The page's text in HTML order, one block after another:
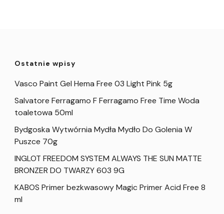
Ostatnie wpisy
Vasco Paint Gel Hema Free 03 Light Pink 5g
Salvatore Ferragamo F Ferragamo Free Time Woda
toaletowa 50ml
Bydgoska Wytwórnia Mydła Mydło Do Golenia W
Puszce 70g
INGLOT FREEDOM SYSTEM ALWAYS THE SUN MATTE
BRONZER DO TWARZY 603 9G
KABOS Primer bezkwasowy Magic Primer Acid Free 8
ml